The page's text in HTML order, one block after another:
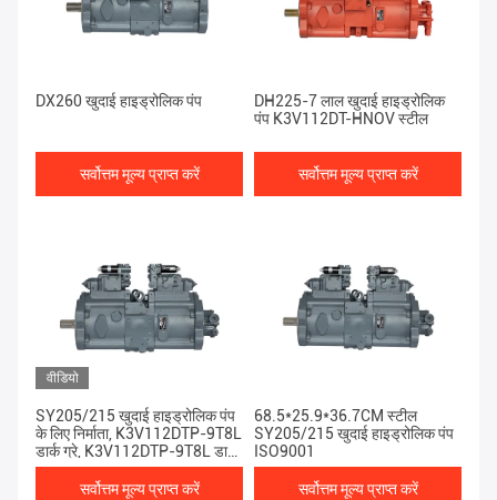
DX260 खुदाई हाइड्रोलिक पंप
सर्वोत्तम मूल्य प्राप्त करें
DH225-7 लाल खुदाई हाइड्रोलिक
पंप K3V112DT-HNOV स्टील
सर्वोत्तम मूल्य प्राप्त करें
वीडियो
SY205/215 खुदाई हाइड्रोलिक पंप
के लिए निर्माता, K3V112DTP-9T8L
डार्क ग्रे, K3V112DTP-9T8L डार्क
ग्रे, 20 टन
सर्वोत्तम मूल्य प्राप्त करें
68.5*25.9*36.7CM स्टील
SY205/215 खुदाई हाइड्रोलिक पंप
ISO9001
सर्वोत्तम मूल्य प्राप्त करें